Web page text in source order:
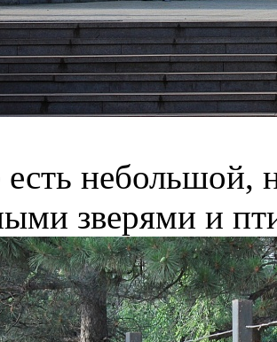
есть небольшой,
зверями и